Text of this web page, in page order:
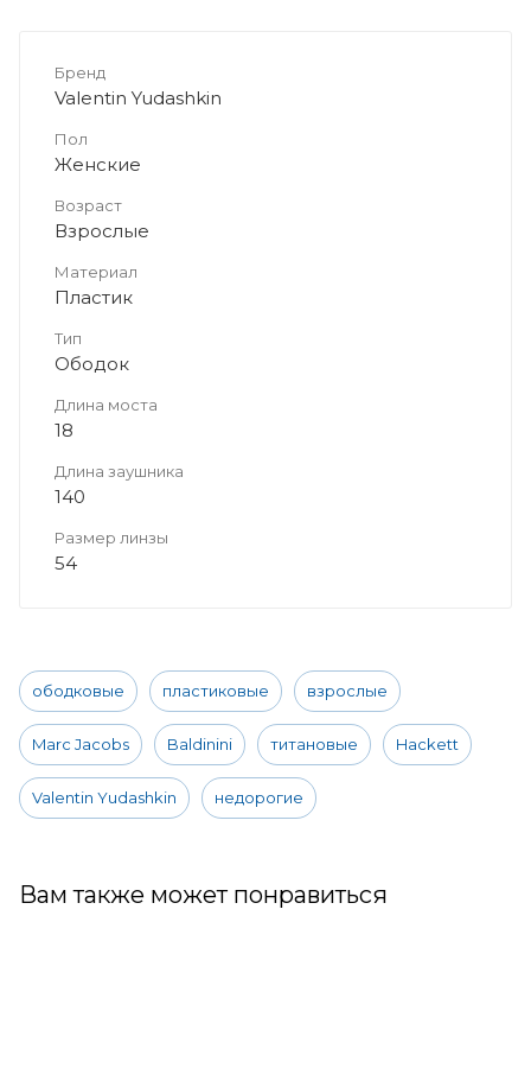
Бренд
Valentin Yudashkin
Пол
Женские
Возраст
Взрослые
Материал
Пластик
Тип
Ободок
Длина моста
18
Длина заушника
140
Размер линзы
54
ободковые пластиковые взрослые
Marc Jacobs Baldinini титановые Hackett
Valentin Yudashkin недорогие
Вам также может понравиться